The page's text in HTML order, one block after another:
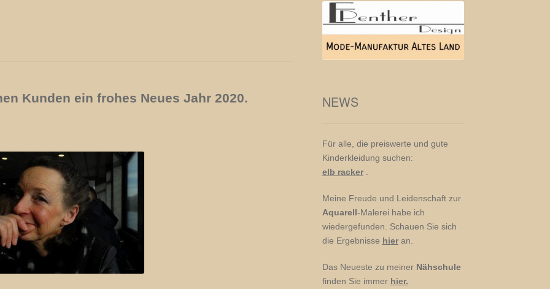
Kunden ein frohes Neues Jahr 2020. NEWS
Für alle, die preiswerte und gute
Kinderkleidung suchen:
elb racker.
Meine Freude und Leidenschaft zur
Aquarell-Malerei habe ich
wiedergefunden. Schauen Sie sich
die Ergebnisse hieran.
Das Neueste zu meiner Nähschule
finden Sie immer hier.